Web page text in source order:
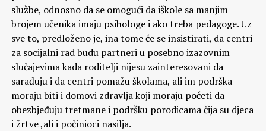
službe, odnosno da se omogući da iškole sa manjim
brojem učenika imaju psihologe i ako treba pedagoge. Uz
sve to, predloženo je, ina tome će se insistirati, da centri
za socijalni rad budu partneri u posebno izazovnim
slučajevima kada roditelji nijesu zainteresovani da
sarađuju i da centri pomažu školama, ali im podrška
moraju biti i domovi zdravlja koji moraju početi da
obezbjeđuju tretmane i podršku porodicama čija su djeca
i žrtve ,ali i počinioci nasilja.